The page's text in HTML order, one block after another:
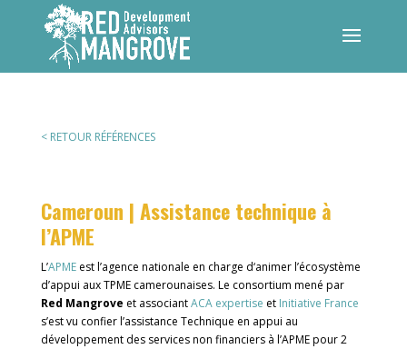
< RETOUR RÉFÉRENCES
Cameroun | Assistance technique à
l’APME
L’APMEest l’agence nationale en charge d‘animer l’écosystème
d’appui aux TPME camerounaises. Le consortium mené par
Red Mangrove et associantACA expertise et Initiative France
s’est vu confier l’assistance Technique en appui au
développement des services non financiers à l’APME pour 2